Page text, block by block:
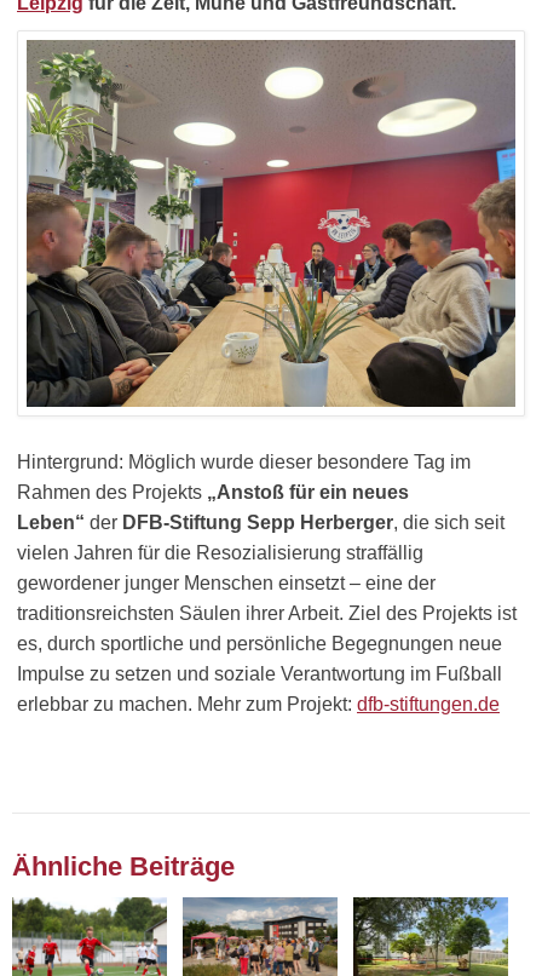
Hintergrund: Möglich wurde dieser besondere Tag im
Rahmen des Projekts „Anstoß für ein neues
Leben“ der DFB-Stiftung Sepp Herberger, die sich seit
vielen Jahren für die Resozialisierung straffällig
gewordener junger Menschen einsetzt – eine der
traditionsreichsten Säulen ihrer Arbeit. Ziel des Projekts ist
es, durch sportliche und persönliche Begegnungen neue
Impulse zu setzen und soziale Verantwortung im Fußball
erlebbar zu machen. Mehr zum Projekt: dfb-stiftungen.de
Ähnliche Beiträge